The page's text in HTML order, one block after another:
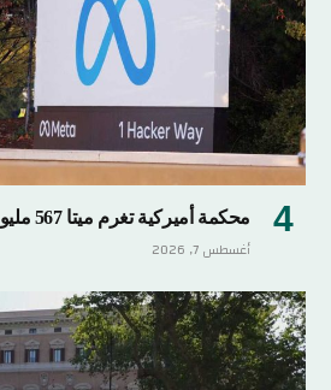
محكمة أميركية تغرم ميتا 567 مليون دولار بسبب الأطفال
أغسطس 7, 2026